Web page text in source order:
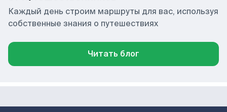
Каждый день строим маршруты для вас, используя
собственные знания о путешествиях
Читать блог